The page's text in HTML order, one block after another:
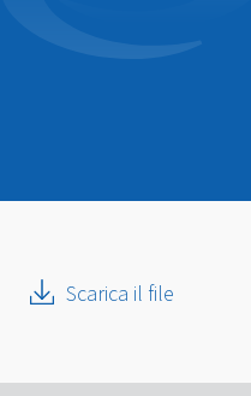
Scarica il file